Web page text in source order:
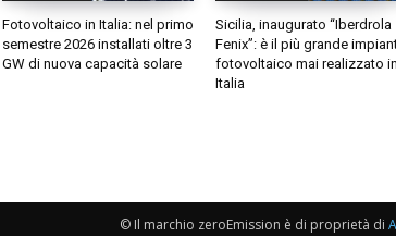
Fotovoltaico in Italia: nel primo
semestre 2026 installati oltre 3
GW di nuova capacità solare
Sicilia, inaugurato “Iberdrola
Fenix”: è il più grande
fotovoltaico mai realizzato in
Italia
© Il marchio zeroEmission è di proprietà di